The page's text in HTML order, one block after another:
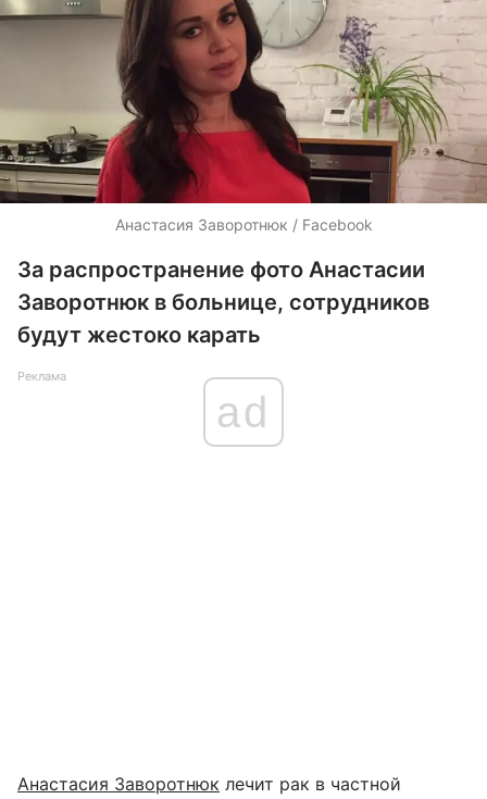
Анастасия Заворотнюк / Facebook
За распространение фото Анастасии
Заворотнюк в больнице, сотрудников
будут жестоко карать
Реклама
ad
Анастасия Заворотнюк лечит рак в частной